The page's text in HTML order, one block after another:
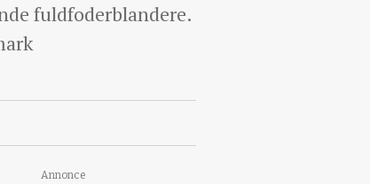
fuldfoderblandere.
Annonce